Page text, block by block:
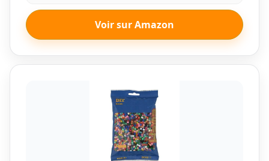
Voir sur Amazon